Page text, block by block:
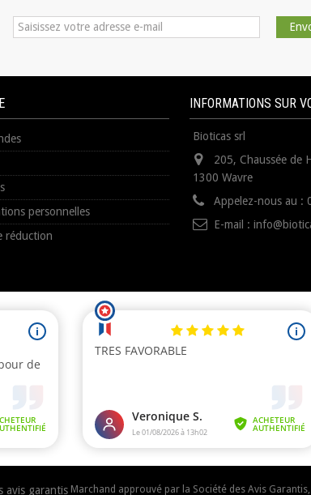
personnelles
réduction
INFORMATIONS SUR
Bioticas srl
205, Chaussée de
1300 Wavre
Appelez-nous au :
E-mail :
Marchand approuvé par la Société des Avis Garantis,